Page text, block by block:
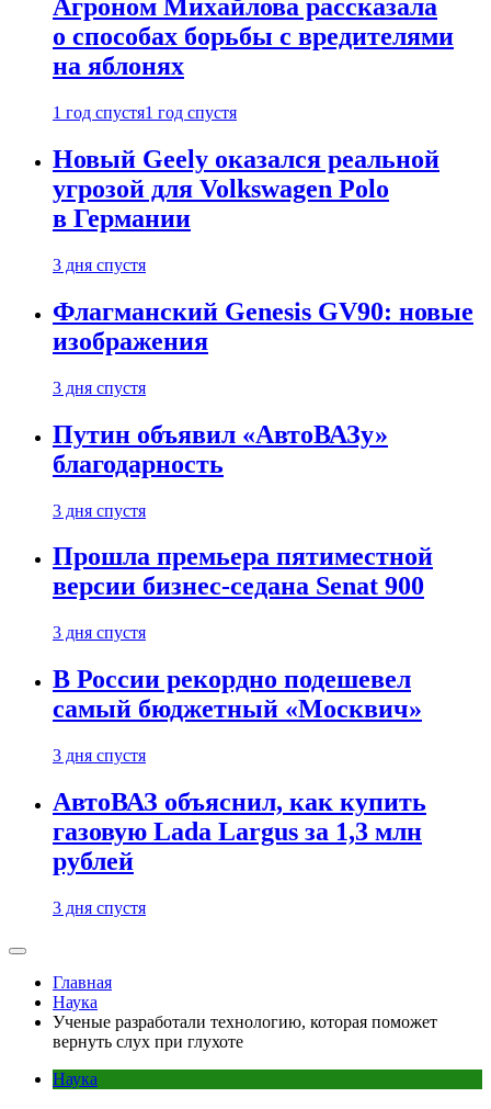
Агроном Михайлова рассказала
о способах борьбы с вредителями
на яблонях
1 год спустя1 год спустя
Новый Geely оказался реальной
угрозой для Volkswagen Polo
в Германии
3 дня спустя
Флагманский Genesis GV90: новые
изображения
3 дня спустя
Путин объявил «АвтоВАЗу»
благодарность
3 дня спустя
Прошла премьера пятиместной
версии бизнес-седана Senat 900
3 дня спустя
В России рекордно подешевел
самый бюджетный «Москвич»
3 дня спустя
АвтоВАЗ объяснил, как купить
газовую Lada Largus за 1,3 млн
рублей
3 дня спустя
Главная
Наука
Ученые разработали технологию, которая поможет
вернуть слух при глухоте
Наука